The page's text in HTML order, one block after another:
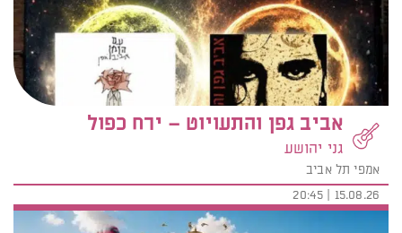
אביב גפן והתעויוט – ירח כפול
גני יהושע
אמפי תל אביב
15.08.26 | 20:45